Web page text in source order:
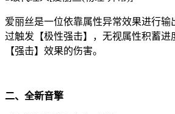
爱丽丝是一位依靠属性异常效果进行输
过触发【极性强击】，无视属性积蓄进
【强击】效果的伤害。
二、全新音擎